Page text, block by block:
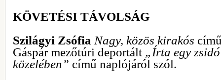
KÖVETÉSI TÁVOLSÁG
Szilágyi Zsófia Nagy, közös kirakós
Gáspár mezőtúri deportált „Írta egy
közelében” című naplójáról szól.